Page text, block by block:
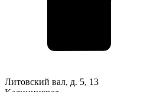
Литовский вал, д. 5, 13